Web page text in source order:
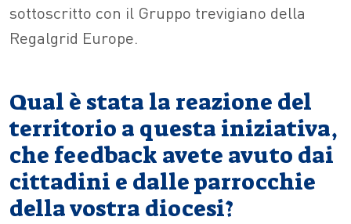
sottoscritto con il Gruppo trevigiano della
Regalgrid Europe.
Qual è stata la reazione del
territorio a questa iniziativa,
che feedback avete avuto dai
cittadini e dalle parrocchie
della vostra diocesi?